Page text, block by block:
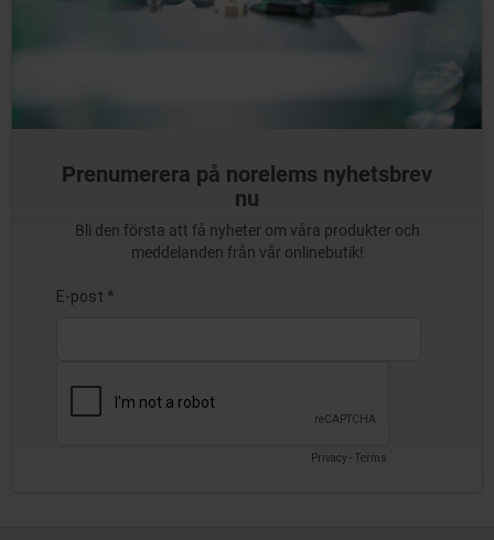
Prenumerera på norelems nyhetsbrev
nu
Bli den första att få nyheter om våra produkter och
meddelanden från vår onlinebutik!